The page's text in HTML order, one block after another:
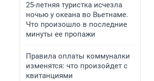
25-летняя туристка исчезла
ночью у океана во Вьетнаме.
Что произошло в последние
минуты ее пропажи
Правила оплаты коммуналки
изменятся: что произойдет с
квитанциями